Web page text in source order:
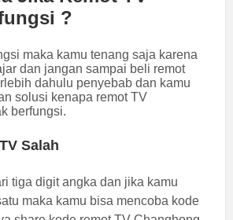
?
maka kamu tenang saja karena
dan jangan sampai beli remot
dahulu penyebab dan kamu
solusi kenapa remot TV
berfungsi.
Salah
tiga digit angka dan jika kamu
maka kamu bisa mencoba kode